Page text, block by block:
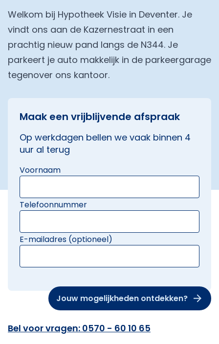
Welkom bij Hypotheek Visie in Deventer. Je
vindt ons aan de Kazernestraat in een
prachtig nieuw pand langs de N344. Je
parkeert je auto makkelijk in de parkeergarage
tegenover ons kantoor.
Maak een vrijblijvende afspraak
Op werkdagen bellen we vaak binnen 4
uur al terug
Voornaam
Telefoonnummer
E-mailadres (optioneel)
Jouw mogelijkheden ontdekken?
Bel voor vragen: 0570 - 60 10 65